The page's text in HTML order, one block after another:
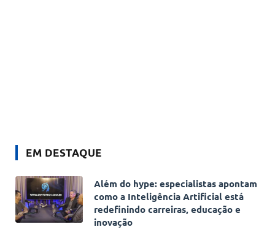
EM DESTAQUE
Além do hype: especialistas apontam
como a Inteligência Artificial está
redefinindo carreiras, educação e
inovação